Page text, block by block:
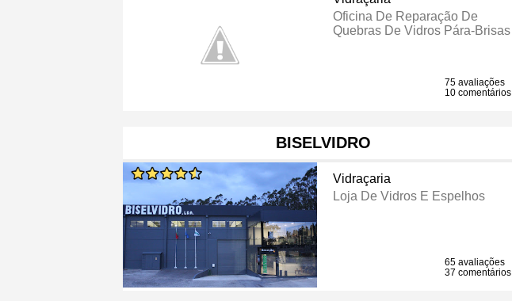
Oficina De Reparação De
Quebras De Vidros Pára-Brisas
75 avaliações
10 comentários
BISELVIDRO
Vidraçaria
Loja De Vidros E Espelhos
65 avaliações
37 comentários